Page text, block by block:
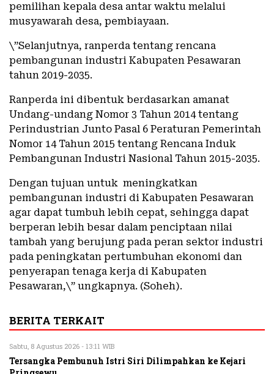
pemilihan kepala desa antar waktu melalui
musyawarah desa, pembiayaan.
\”Selanjutnya, ranperda tentang rencana
pembangunan industri Kabupaten Pesawaran
tahun 2019-2035.
Ranperda ini dibentuk berdasarkan amanat
Undang-undang Nomor 3 Tahun 2014 tentang
Perindustrian Junto Pasal 6 Peraturan Pemerintah
Nomor 14 Tahun 2015 tentang Rencana Induk
Pembangunan Industri Nasional Tahun 2015-2035.
Dengan tujuan untuk meningkatkan
pembangunan industri di Kabupaten Pesawaran
agar dapat tumbuh lebih cepat, sehingga dapat
berperan lebih besar dalam penciptaan nilai
tambah yang berujung pada peran sektor industri
pada peningkatan pertumbuhan ekonomi dan
penyerapan tenaga kerja di Kabupaten
Pesawaran,\” ungkapnya. (Soheh).
BERITA TERKAIT
Sabtu, 8 Agustus 2026 - 13:11 WIB
Tersangka Pembunuh Istri Siri Dilimpahkan ke Kejari